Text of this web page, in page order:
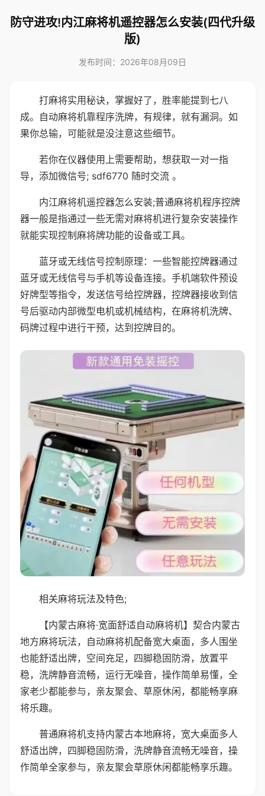
防守进攻!内江麻将机遥控器怎么安装(四代升级
版)
发布时间：2026年08月09日
打麻将实用秘诀，掌握好了，胜率能提到七八
成。自动麻将机靠程序洗牌，有规律，就有漏洞。如
果你总输，可能就是没注意这些细节。
若你在仪器使用上需要帮助，想获取一对一指
导，添加微信号; sdf6770 随时交流 。
内江麻将机遥控器怎么安装;普通麻将机程序控牌
器一般是指通过一些无需对麻将机进行复杂安装操作
就能实现控制麻将牌功能的设备或工具。
蓝牙或无线信号控制原理：一些智能控牌器通过
蓝牙或无线信号与手机等设备连接。手机端软件预设
好牌型等指令，发送信号给控牌器，控牌器接收到信
号后驱动内部微型电机或机械结构，在麻将机洗牌、
码牌过程中进行干预，达到控牌目的。
相关麻将玩法及特色;
【内蒙古麻将·宽面舒适自动麻将机】契合内蒙古
地方麻将玩法，自动麻将机配备宽大桌面，多人围坐
也能舒适出牌，空间充足，四脚稳固防滑，放置平
稳，洗牌静音流畅，运行无噪音，操作简单易懂，全
家老少都能参与，亲友聚会、草原休闲，都能畅享麻
将乐趣。
普通麻将机支持内蒙古本地麻将，宽大桌面多人
舒适出牌，四脚稳固防滑，洗牌静音流畅无噪音，操
作简单全家参与，亲友聚会草原休闲都能畅享乐趣。